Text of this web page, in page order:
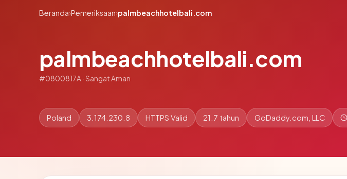
Beranda›Pemeriksaan›palmbeachhotelbali.com
palmbeachhotelbali.com
#0800817A · Sangat Aman
Poland 3.174.230.8 HTTPS Valid 21.7 tahun GoDaddy.com, LLC